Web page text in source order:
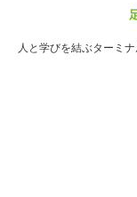
人と学びを結ぶターミナ